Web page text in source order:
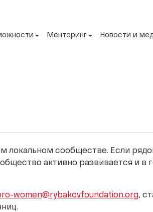
Менторинг Новости и
локальном сообществе. Если
активно развивается и в
women@rybakovfoundation.org,